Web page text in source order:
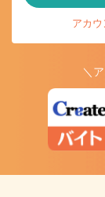
アカ
＼